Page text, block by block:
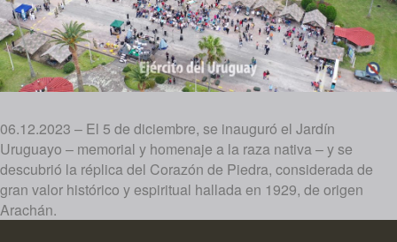
06.12.2023 – El 5 de diciembre, se inauguró el Jardín
Uruguayo – memorial y homenaje a la raza nativa – y se
descubrió la réplica del Corazón de Piedra, considerada de
gran valor histórico y espiritual hallada en 1929, de origen
Arachán.